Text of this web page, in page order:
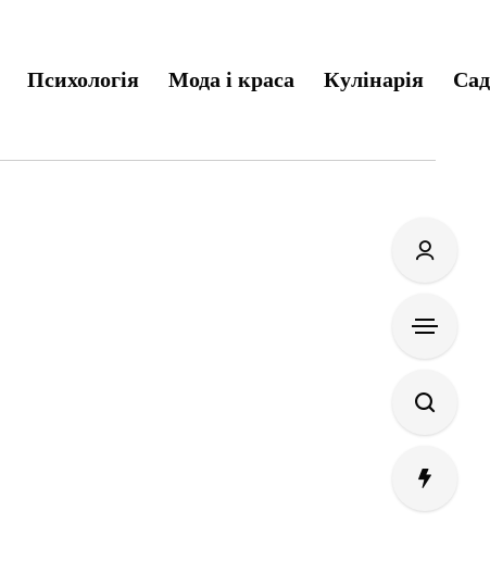
Психологія Мода і краса Кулінарія